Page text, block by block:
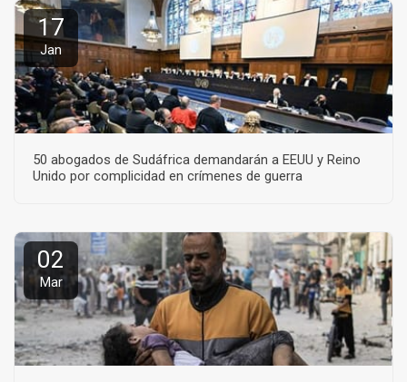
17
Jan
50 abogados de Sudáfrica demandarán a EEUU y Reino
Unido por complicidad en crímenes de guerra
02
Mar